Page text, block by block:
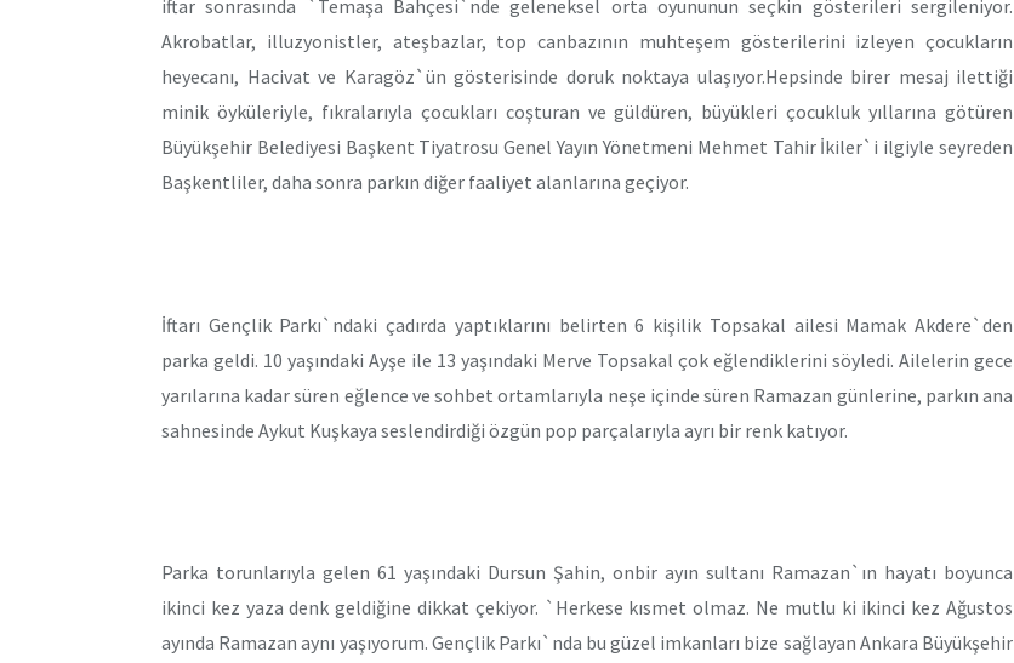
iftar sonrasında `Temaşa Bahçesi`nde geleneksel orta oyununun seçkin gösterileri sergileniyor.
Akrobatlar, illuzyonistler, ateşbazlar, top canbazının muhteşem gösterilerini izleyen çocukların
heyecanı, Hacivat ve Karagöz`ün gösterisinde doruk noktaya ulaşıyor.Hepsinde birer mesaj ilettiği
minik öyküleriyle, fıkralarıyla çocukları coşturan ve güldüren, büyükleri çocukluk yıllarına götüren
Büyükşehir Belediyesi Başkent Tiyatrosu Genel Yayın Yönetmeni Mehmet Tahir İkiler`i ilgiyle seyreden
Başkentliler, daha sonra parkın diğer faaliyet alanlarına geçiyor.
İftarı Gençlik Parkı`ndaki çadırda yaptıklarını belirten 6 kişilik Topsakal ailesi Mamak Akdere`den
parka geldi. 10 yaşındaki Ayşe ile 13 yaşındaki Merve Topsakal çok eğlendiklerini söyledi. Ailelerin gece
yarılarına kadar süren eğlence ve sohbet ortamlarıyla neşe içinde süren Ramazan günlerine, parkın ana
sahnesinde Aykut Kuşkaya seslendirdiği özgün pop parçalarıyla ayrı bir renk katıyor.
Parka torunlarıyla gelen 61 yaşındaki Dursun Şahin, onbir ayın sultanı Ramazan`ın hayatı boyunca
ikinci kez yaza denk geldiğine dikkat çekiyor. `Herkese kısmet olmaz. Ne mutlu ki ikinci kez Ağustos
ayında Ramazan aynı yaşıyorum. Gençlik Parkı`nda bu güzel imkanları bize sağlayan Ankara Büyükşehir